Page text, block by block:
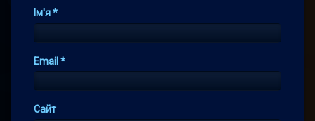
Ім'я*
Email*
Сайт